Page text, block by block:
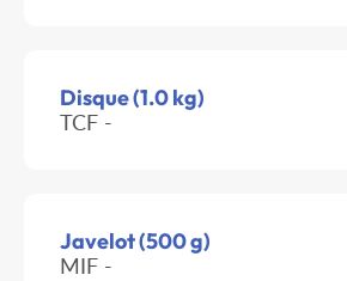
Disque (1.0 kg)
TCF -
Javelot (500 g)
MIF -